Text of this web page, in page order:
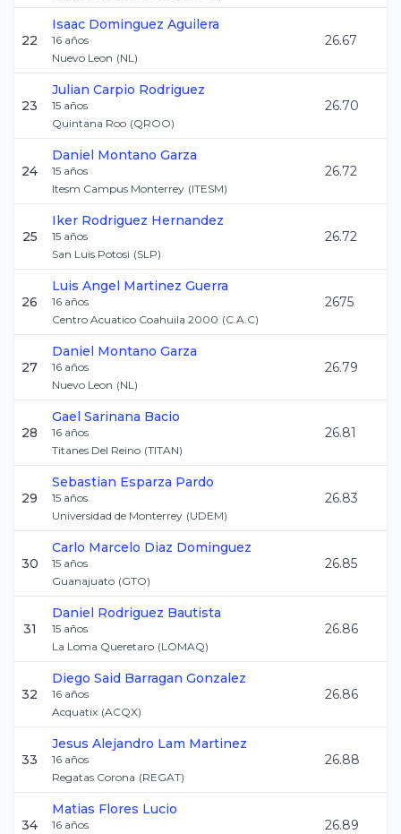
22
Isaac Dominguez Aguilera
16 años
Nuevo Leon (NL)
26.67
23
Julian Carpio Rodriguez
15 años
Quintana Roo (QROO)
26.70
24
Daniel Montano Garza
15 años
Itesm Campus Monterrey (ITESM)
26.72
25
Iker Rodriguez Hernandez
15 años
San Luis Potosi (SLP)
26.72
26
Luis Angel Martinez Guerra
16 años
Centro Acuatico Coahuila 2000 (C.A.C)
2675
27
Daniel Montano Garza
16 años
Nuevo Leon (NL)
26.79
28
Gael Sarinana Bacio
16 años
Titanes Del Reino (TITAN)
26.81
29
Sebastian Esparza Pardo
15 años
Universidad de Monterrey (UDEM)
26.83
30
Carlo Marcelo Diaz Dominguez
15 años
Guanajuato (GTO)
26.85
31
Daniel Rodriguez Bautista
15 años
La Loma Queretaro (LOMAQ)
26.86
32
Diego Said Barragan Gonzalez
16 años
Acquatix (ACQX)
26.86
33
Jesus Alejandro Lam Martinez
16 años
Regatas Corona (REGAT)
26.88
34
Matias Flores Lucio
16 años
26.89